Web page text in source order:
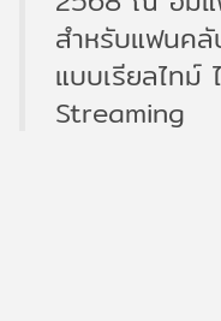
สำหรับแฟนคลั
แบบเรียลไทม์
Streaming